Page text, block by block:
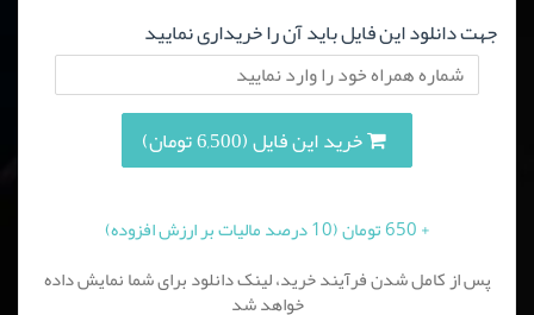
جهت دانلود این فایل باید آن را خریداری نمایید
خرید این فایل (6,500 تومان)
+ 650 تومان (10 درصد مالیات بر ارزش افزوده)
پس از کامل شدن فرآیند خرید، لینک دانلود برای شما نمایش داده
خواهد شد